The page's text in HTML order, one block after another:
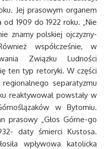
Jej prasowym organem
od 1909 do 1922 roku. „Nie
znamy polskiej ojczyzny-
współcześnie, w
Związku Ludności
ten typ retoryki. W części
separatyzmu
reaktywował powstały w
w Bytomiu.
prasowy „Głos Górne-go
daty śmierci Kustosa.
wpływowa katolicka